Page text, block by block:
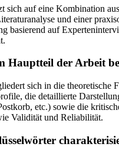
sich auf eine Kombination
und einer
basierend auf
Hauptteil der Arbeit
sich in die theoretische
die detaillierte
etc.) sowie die
Validität und Reliabilität.